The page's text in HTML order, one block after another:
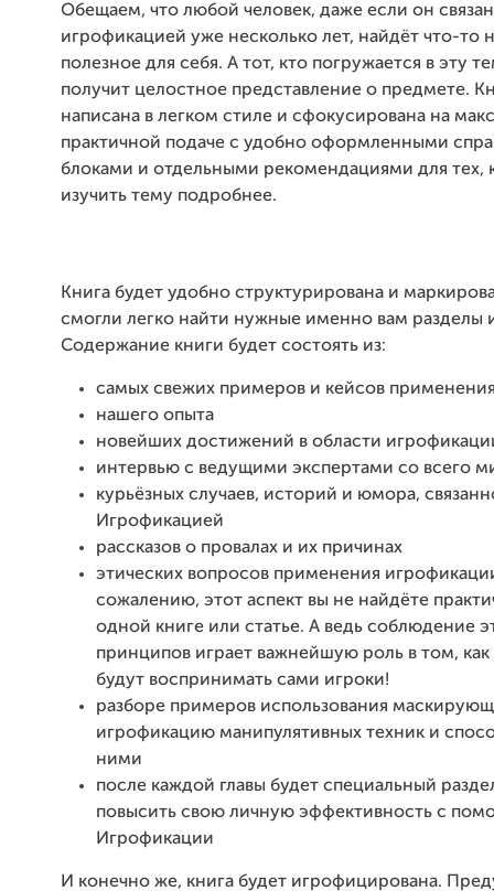
Обещаем, что любой человек, даже если он
игрофикацией уже несколько лет, найдёт что-то
полезное для себя. А тот, кто погружается в эту
получит целостное представление о предмете.
написана в легком стиле и сфокусирована на
практичной подаче с удобно оформленными
блоками и отдельными рекомендациями для тех,
изучить тему подробнее.
Книга будет удобно структурирована и
смогли легко найти нужные именно вам разделы
Содержание книги будет состоять из:
самых свежих примеров и кейсов
нашего опыта
новейших достижений в области
интервью с ведущими экспертами со всего
курьёзных случаев, историй и юмора,
Игрофикацией
рассказов о провалах и их причинах
этических вопросов применения
сожалению, этот аспект вы не найдёте
одной книге или статье. А ведь соблюдение
принципов играет важнейшую роль в том, как
будут воспринимать сами игроки!
разборе примеров использования
игрофикацию манипулятивных техник и
ними
после каждой главы будет специальный
повысить свою личную эффективность с
Игрофикации
И конечно же, книга будет игрофицирована.